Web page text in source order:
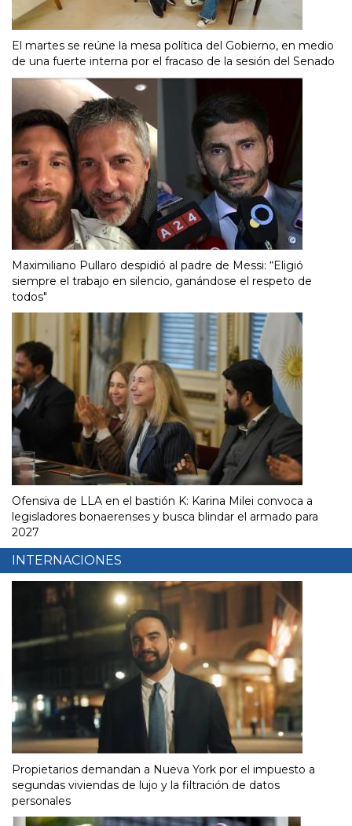
El martes se reúne la mesa política del Gobierno, en medio
de una fuerte interna por el fracaso de la sesión del Senado
Maximiliano Pullaro despidió al padre de Messi: “Eligió
siempre el trabajo en silencio, ganándose el respeto de
todos"
Ofensiva de LLA en el bastión K: Karina Milei convoca a
legisladores bonaerenses y busca blindar el armado para
2027
INTERNACIONES
Propietarios demandan a Nueva York por el impuesto a
segundas viviendas de lujo y la filtración de datos
personales